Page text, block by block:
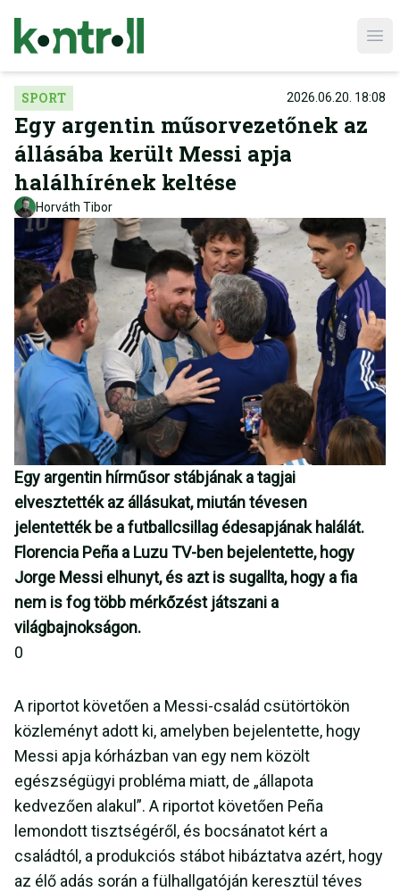
SPORT 2026.06.20. 18:08
Egy argentin műsorvezetőnek az
állásába került Messi apja
halálhírének keltése
Horváth Tibor
Egy argentin hírműsor stábjának a tagjai
elvesztették az állásukat, miután tévesen
jelentették be a futballcsillag édesapjának halálát.
Florencia Peña a Luzu TV-ben bejelentette, hogy
Jorge Messi elhunyt, és azt is sugallta, hogy a fia
nem is fog több mérkőzést játszani a
világbajnokságon.
0
A riportot követően a Messi-család csütörtökön
közleményt adott ki, amelyben bejelentette, hogy
Messi apja kórházban van egy nem közölt
egészségügyi probléma miatt, de „állapota
kedvezően alakul”. A riportot követően Peña
lemondott tisztségéről, és bocsánatot kért a
családtól, a produkciós stábot hibáztatva azért, hogy
az élő adás során a fülhallgatóján keresztül téves